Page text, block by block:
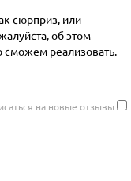
сюрприз, или
об этом
сможем реализовать.
на новые отзывы